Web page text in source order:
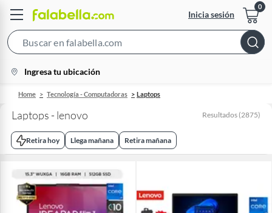
Inicia sesión
Bar
location-
icon
Ingresa tu ubicación
Home Tecnología - Computadoras Laptops
Laptops - lenovo Resultados (2875)
Retira hoy Llega mañana Retira mañana